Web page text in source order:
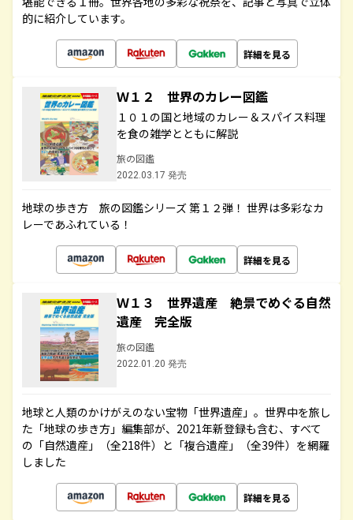
的に紹介しています。
詳細を見る
Ｗ１２ 世界のカレー図鑑
１０１の国と地域のカレー＆スパイス料理
を食の雑学とともに解説
旅の図鑑
2022.03.17 発売
地球の歩き方 旅の図鑑シリーズ 第１２弾！ 世界は多彩なカ
レーであふれている！
詳細を見る
Ｗ１３ 世界遺産 絶景でめぐる自然
遺産 完全版
旅の図鑑
2022.01.20 発売
地球と人類のかけがえのない宝物「世界遺産」。世界中を旅し
た「地球の歩き方」編集部が、2021年新登録も含む、すべて
の「自然遺産」（全218件）と「複合遺産」（全39件）を網羅
しました
詳細を見る